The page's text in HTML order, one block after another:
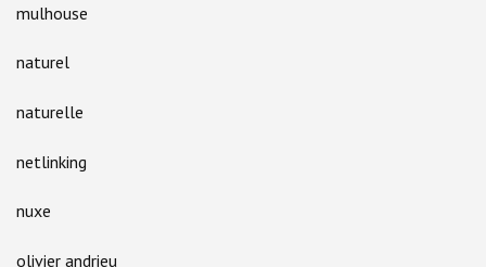
mulhouse
naturel
naturelle
netlinking
nuxe
olivier andrieu